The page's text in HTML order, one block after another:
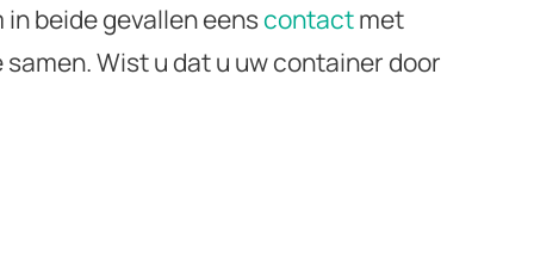
beide gevallen eenscontactmet
Wist u dat u uw container door